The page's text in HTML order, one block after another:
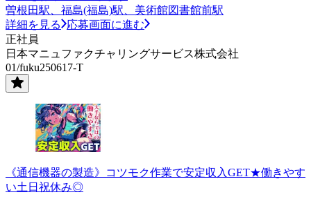
曽根田駅、福島(福島)駅、美術館図書館前駅
詳細を見る
応募画面に進む
正社員
日本マニュファクチャリングサービス株式会社
01/fuku250617-T
《通信機器の製造》コツモク作業で安定収入GET★働きやす
い土日祝休み◎